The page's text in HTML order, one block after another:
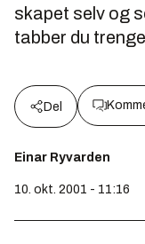
skapet selv og
tabber du
Del
Einar Ryvarden
10. okt. 2001 - 11:16